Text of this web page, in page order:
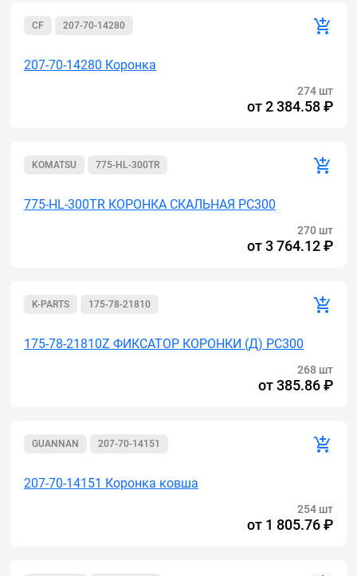
CF 207-70-14280
207-70-14280 Коронка
274 шт
от2 384.58 ₽
KOMATSU 775-HL-300TR
775-HL-300TR КОРОНКА СКАЛЬНАЯ РС300
270 шт
от3 764.12 ₽
K-PARTS 175-78-21810
175-78-21810Z ФИКСАТОР КОРОНКИ (Д) РС300
268 шт
от385.86 ₽
GUANNAN 207-70-14151
207-70-14151 Коронка ковша
254 шт
от 1 805.76 ₽